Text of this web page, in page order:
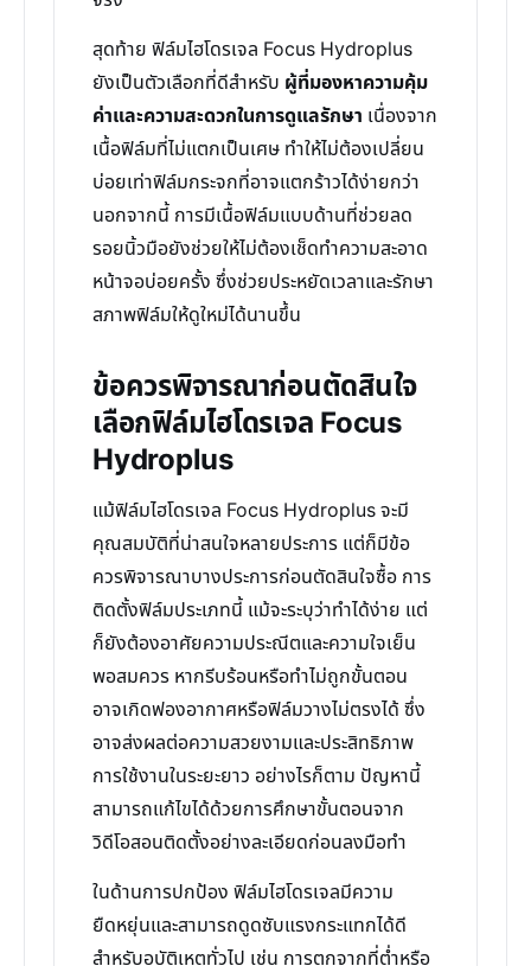
สุดท้าย ฟิล์มไฮโดรเจล Focus Hydroplus
ยังเป็นตัวเลือกที่ดีสำหรับ ผู้ที่มองหาความคุ้ม
ค่าและความสะดวกในการดูแลรักษา เนื่องจาก
เนื้อฟิล์มที่ไม่แตกเป็นเศษ ทำให้ไม่ต้องเปลี่ยน
บ่อยเท่าฟิล์มกระจกที่อาจแตกร้าวได้ง่ายกว่า
นอกจากนี้ การมีเนื้อฟิล์มแบบด้านที่ช่วยลด
รอยนิ้วมือยังช่วยให้ไม่ต้องเช็ดทำความสะอาด
หน้าจอบ่อยครั้ง ซึ่งช่วยประหยัดเวลาและรักษา
สภาพฟิล์มให้ดูใหม่ได้นานขึ้น
ข้อควรพิจารณาก่อนตัดสินใจ
เลือกฟิล์มไฮโดรเจล Focus
Hydroplus
แม้ฟิล์มไฮโดรเจล Focus Hydroplus จะมี
คุณสมบัติที่น่าสนใจหลายประการ แต่ก็มีข้อ
ควรพิจารณาบางประการก่อนตัดสินใจซื้อ การ
ติดตั้งฟิล์มประเภทนี้ แม้จะระบุว่าทำได้ง่าย แต่
ก็ยังต้องอาศัยความประณีตและความใจเย็น
พอสมควร หากรีบร้อนหรือทำไม่ถูกขั้นตอน
อาจเกิดฟองอากาศหรือฟิล์มวางไม่ตรงได้ ซึ่ง
อาจส่งผลต่อความสวยงามและประสิทธิภาพ
การใช้งานในระยะยาว อย่างไรก็ตาม ปัญหานี้
สามารถแก้ไขได้ด้วยการศึกษาขั้นตอนจาก
วิดีโอสอนติดตั้งอย่างละเอียดก่อนลงมือทำ
ในด้านการปกป้อง ฟิล์มไฮโดรเจลมีความ
ยืดหยุ่นและสามารถดูดซับแรงกระแทกได้ดี
สำหรับอุบัติเหตุทั่วไป เช่น การตกจากที่ต่ำหรือ